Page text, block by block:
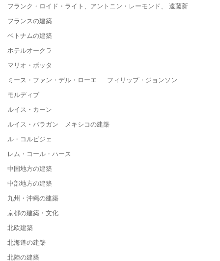
フランク・ロイド・ライト、アントニン・レーモンド、 遠藤新
フランスの建築
ベトナムの建築
ホテルオークラ
マリオ・ボッタ
ミース・ファン・デル・ローエ フィリップ・ジョンソン
モルディブ
ルイス・カーン
ルイス・バラガン メキシコの建築
ル・コルビジェ
レム・コール・ハース
中国地方の建築
中部地方の建築
九州・沖縄の建築
京都の建築・文化
北欧建築
北海道の建築
北陸の建築